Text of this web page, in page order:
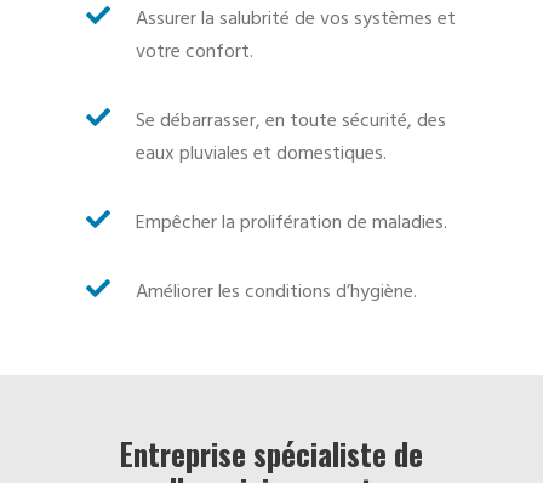

Assurer la salubrité de vos systèmes et
votre confort.

Se débarrasser, en toute sécurité, des
eaux pluviales et domestiques.
 Empêcher la prolifération de maladies.
 Améliorer les conditions d’hygiène.
Entreprise spécialiste de